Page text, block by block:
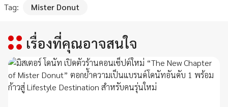
Tag: Mister Donut
เรื่องที่คุณอาจสนใจ